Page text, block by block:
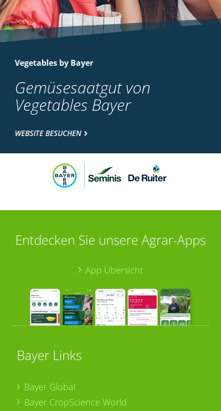
Vegetables by Bayer
Gemüsesaatgut von
Vegetables Bayer
WEBSITE BESUCHEN
Entdecken Sie unsere Agrar-Apps
App Übersicht
Bayer Links
Bayer Global
Bayer CropScience World